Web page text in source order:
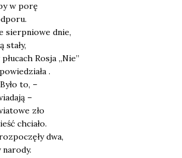
w porę
sierp­nio­we dnie,
sta­ły,
Rosja „Nie”
.
to, –
–
zło
chcia­ło.
dwa,